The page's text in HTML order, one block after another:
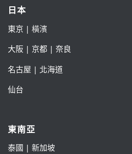
日本
東京 | 橫濱
大阪 | 京都| 奈良
名古屋 | 北海道
仙台
東南亞
泰國 | 新加坡